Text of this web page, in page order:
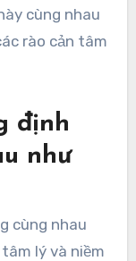
cùng nhau
rào cản tâm
định
như
cùng nhau
lý và niềm